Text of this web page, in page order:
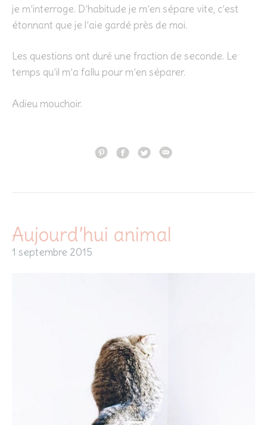
je m’interroge. D’habitude je m’en sépare vite, c’est
étonnant que je l’aie gardé près de moi.
Les questions ont duré une fraction de seconde. Le
temps qu’il m’a fallu pour m’en séparer.
Adieu mouchoir.
Aujourd’hui animal
1 septembre 2015